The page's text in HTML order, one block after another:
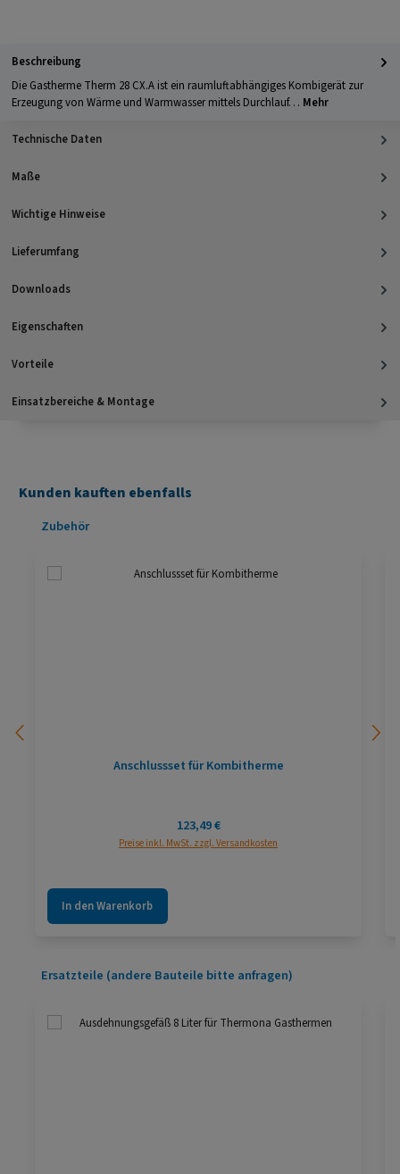
Beschreibung
Die Gastherme Therm 28 CX.A ist ein raumluftabhängiges Kombigerät zur
Erzeugung von Wärme und Warmwasser mittels Durchlauf… Mehr
Technische Daten
Maße
Wichtige Hinweise
Lieferumfang
Downloads
Eigenschaften
Vorteile
Einsatzbereiche & Montage
Kunden kauften ebenfalls
Produktgalerie überspringen
Zubehör
Anschlussset für Kombitherme
Regulärer Preis:
123,49 €
Preise inkl. MwSt. zzgl. Versandkosten
In den Warenkorb
Produktgalerie überspringen
Ersatzteile (andere Bauteile bitte anfragen)